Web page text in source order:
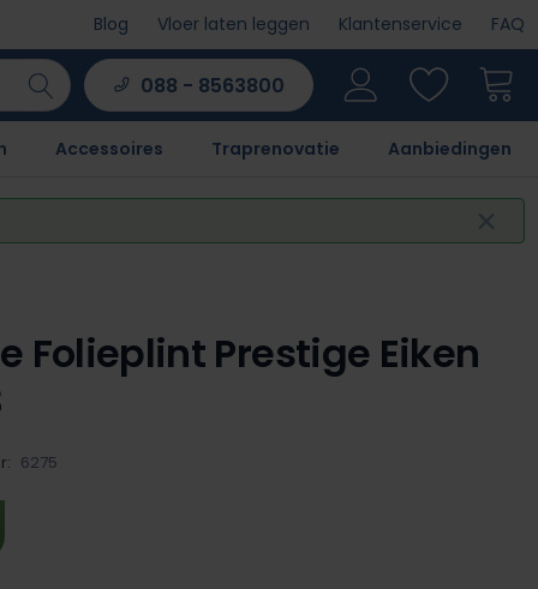
Blog Vloer laten leggen Klantenservice FAQ
088 - 8563800
Accessoires Traprenovatie Aanbiedingen
Folieplint Prestige Eiken
6275